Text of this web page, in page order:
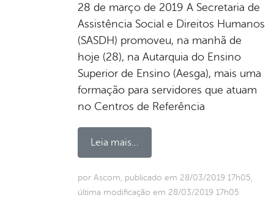
28 de março de 2019 A Secretaria de
Assistência Social e Direitos Humanos
(SASDH) promoveu, na manhã de
hoje (28), na Autarquia do Ensino
Superior de Ensino (Aesga), mais uma
formação para servidores que atuam
no Centros de Referência
Leia mais...
por Ascom, publicado em 28/03/2019 17h05,
última modificação em 28/03/2019 17h05